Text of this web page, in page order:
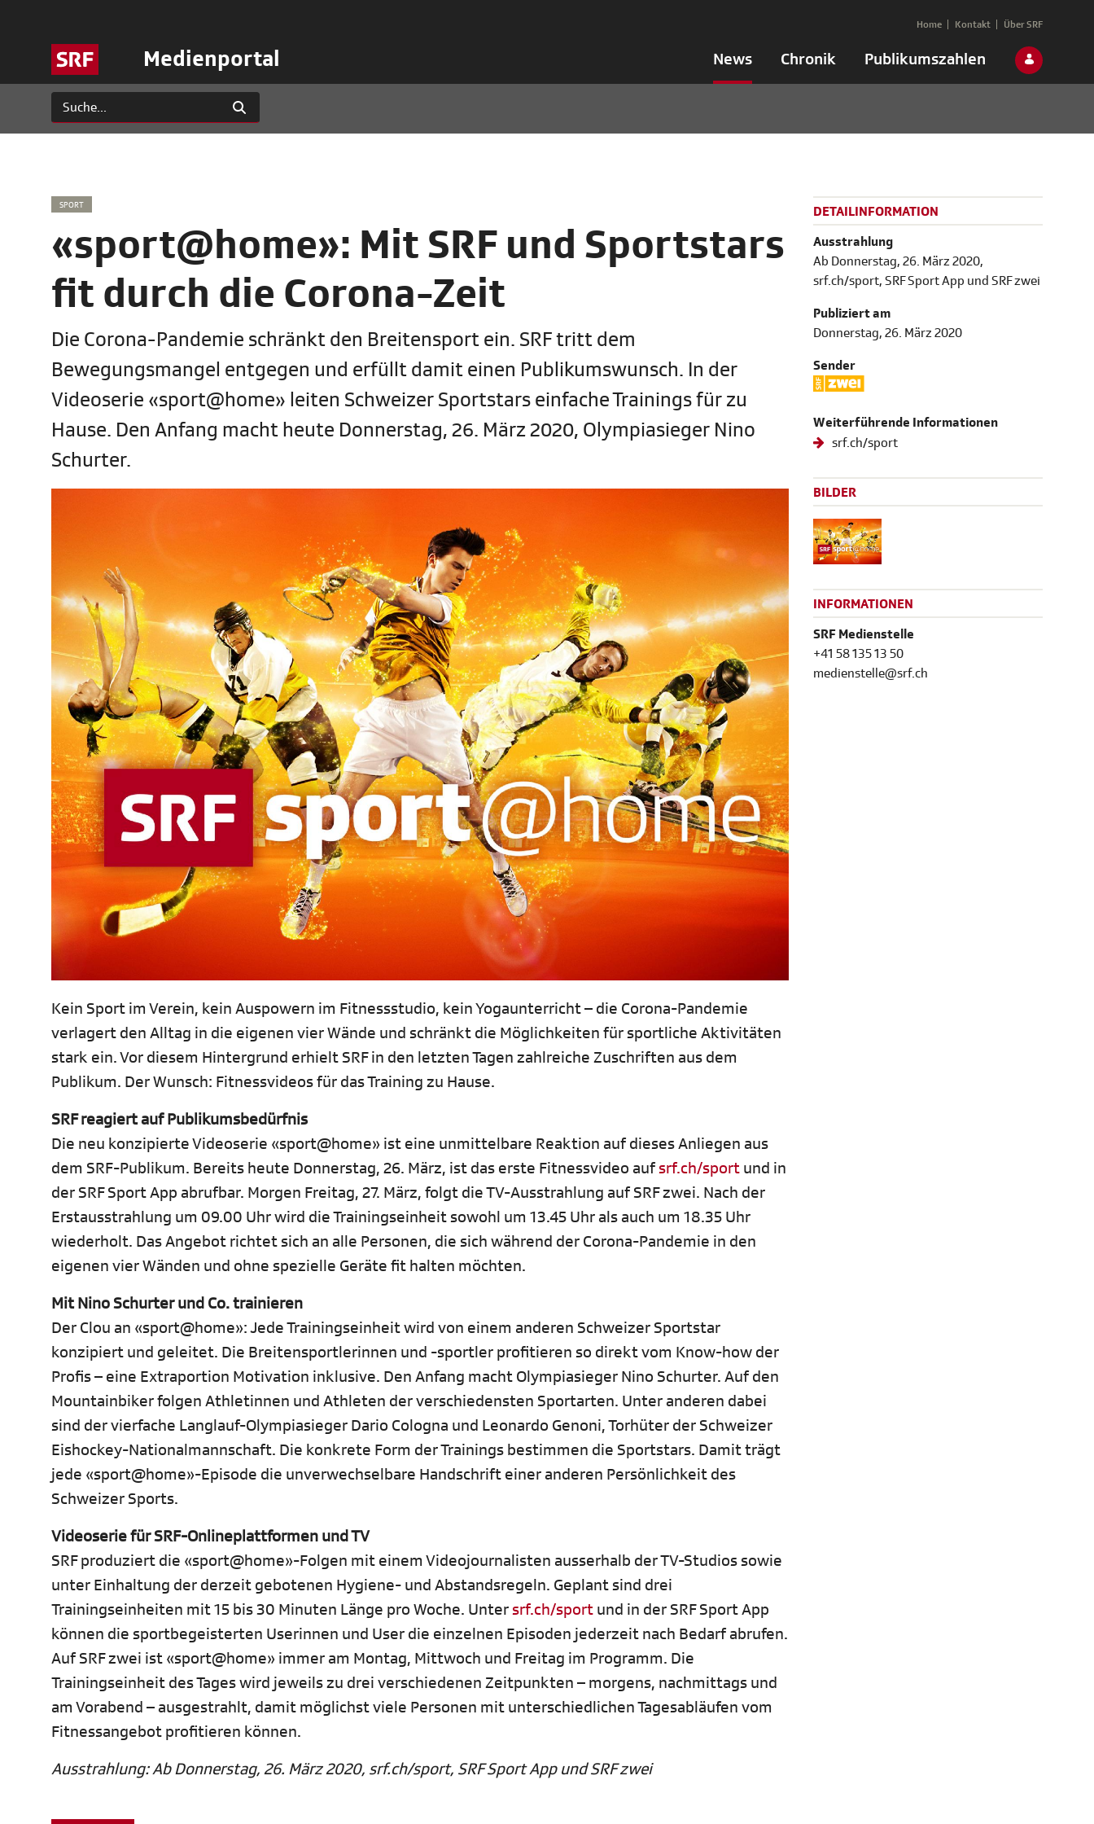
Medienportal News Chronik Publikumszahlen
Home Kontakt Über SRF
SPORT
«sport@home»: Mit SRF und Sportstars
fit durch die Corona-Zeit
Die Corona-Pandemie schränkt den Breitensport ein. SRF tritt dem
Bewegungsmangel entgegen und erfüllt damit einen Publikumswunsch. In der
Videoserie «sport@home» leiten Schweizer Sportstars einfache Trainings für zu
Hause. Den Anfang macht heute Donnerstag, 26. März 2020, Olympiasieger Nino
Schurter.
Kein Sport im Verein, kein Auspowern im Fitnessstudio, kein Yogaunterricht – die Corona-Pandemie
verlagert den Alltag in die eigenen vier Wände und schränkt die Möglichkeiten für sportliche Aktivitäten
stark ein. Vor diesem Hintergrund erhielt SRF in den letzten Tagen zahlreiche Zuschriften aus dem
Publikum. Der Wunsch: Fitnessvideos für das Training zu Hause.
SRF reagiert auf Publikumsbedürfnis
Die neu konzipierte Videoserie «sport@home» ist eine unmittelbare Reaktion auf dieses Anliegen aus
dem SRF-Publikum. Bereits heute Donnerstag, 26. März, ist das erste Fitnessvideo aufsrf.ch/sport und in
der SRF Sport App abrufbar. Morgen Freitag, 27. März, folgt die TV-Ausstrahlung auf SRF zwei. Nach der
Erstausstrahlung um 09.00 Uhr wird die Trainingseinheit sowohl um 13.45 Uhr als auch um 18.35 Uhr
wiederholt. Das Angebot richtet sich an alle Personen, die sich während der Corona-Pandemie in den
eigenen vier Wänden und ohne spezielle Geräte fit halten möchten.
Mit Nino Schurter und Co. trainieren
Der Clou an «sport@home»: Jede Trainingseinheit wird von einem anderen Schweizer Sportstar
konzipiert und geleitet. Die Breitensportlerinnen und -sportler profitieren so direkt vom Know-how der
Profis – eine Extraportion Motivation inklusive. Den Anfang macht Olympiasieger Nino Schurter. Auf den
Mountainbiker folgen Athletinnen und Athleten der verschiedensten Sportarten. Unter anderen dabei
sind der vierfache Langlauf-Olympiasieger Dario Cologna und Leonardo Genoni, Torhüter der Schweizer
Eishockey-Nationalmannschaft. Die konkrete Form der Trainings bestimmen die Sportstars. Damit trägt
jede «sport@home»-Episode die unverwechselbare Handschrift einer anderen Persönlichkeit des
Schweizer Sports.
Videoserie für SRF-Onlineplattformen und TV
SRF produziert die «sport@home»-Folgen mit einem Videojournalisten ausserhalb der TV-Studios sowie
unter Einhaltung der derzeit gebotenen Hygiene- und Abstandsregeln. Geplant sind drei
Trainingseinheiten mit 15 bis 30 Minuten Länge pro Woche. Untersrf.ch/sport und in der SRF Sport App
können die sportbegeisterten Userinnen und User die einzelnen Episoden jederzeit nach Bedarf abrufen.
Auf SRF zwei ist «sport@home» immer am Montag, Mittwoch und Freitag im Programm. Die
Trainingseinheit des Tages wird jeweils zu drei verschiedenen Zeitpunkten – morgens, nachmittags und
am Vorabend – ausgestrahlt, damit möglichst viele Personen mit unterschiedlichen Tagesabläufen vom
Fitnessangebot profitieren können.
Ausstrahlung: Ab Donnerstag, 26. März 2020, srf.ch/sport, SRF Sport App und SRF zwei
DETAILINFORMATION
Ausstrahlung
Ab Donnerstag, 26. März 2020,
srf.ch/sport, SRF Sport App und SRF zwei
Publiziert am
Donnerstag, 26. März 2020
Sender
Weiterführende Informationen
srf.ch/sport
BILDER
INFORMATIONEN
SRF Medienstelle
+41 58 135 13 50
medienstelle@srf.ch